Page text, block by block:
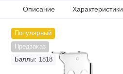
Описание Характеристики
Популярный
Предзаказ
Баллы: 1818